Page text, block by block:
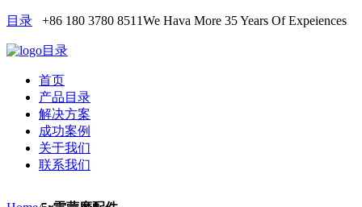
目录 +86 180 3780 8511We Hava More 35 Years Of Expeiences
目录
首页
产品目录
解决方案
成功案例
关于我们
联系我们